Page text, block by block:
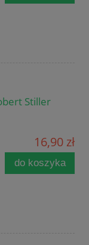
Stiller
16,90 zł
do koszyka